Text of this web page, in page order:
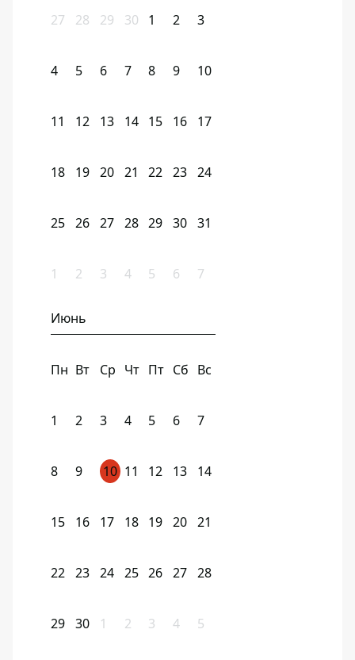
27 28 29 30 1 2 3
4 5 6 7 8 9 10
11 12 13 14 15 16 17
18 19 20 21 22 23 24
25 26 27 28 29 30 31
1 2 3 4 5 6 7
Июнь
Пн Вт Ср Чт Пт Сб Вс
1 2 3 4 5 6 7
8 9 10 11 12 13 14
15 16 17 18 19 20 21
22 23 24 25 26 27 28
29 30 1 2 3 4 5